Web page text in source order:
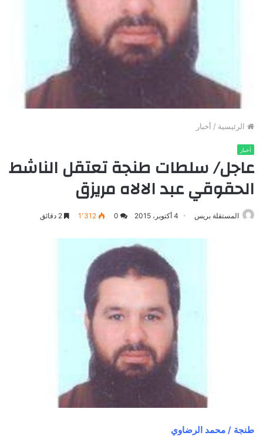
الرئيسية / أخبار
أخبار
عاجل/ سلطات طنجة تعتقل الناشط
الحقوقي عبد الالاه مريزق‎
المستقلة بريس 4 أكتوبر، 2015 0 1٬312
طنجة / محمد الرضاوي